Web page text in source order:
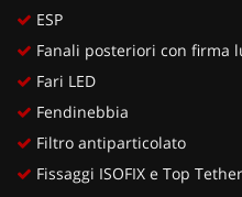
ESP
Fanali posteriori con firma
Fari LED
Fendinebbia
Filtro antiparticolato
Fissaggi ISOFIX e Top